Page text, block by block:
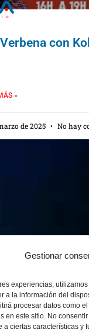
Gestionar
experiencias,
a la información del
procesar datos como
en este sitio. No
a ciertas características y
con
»
de 2025 No hay